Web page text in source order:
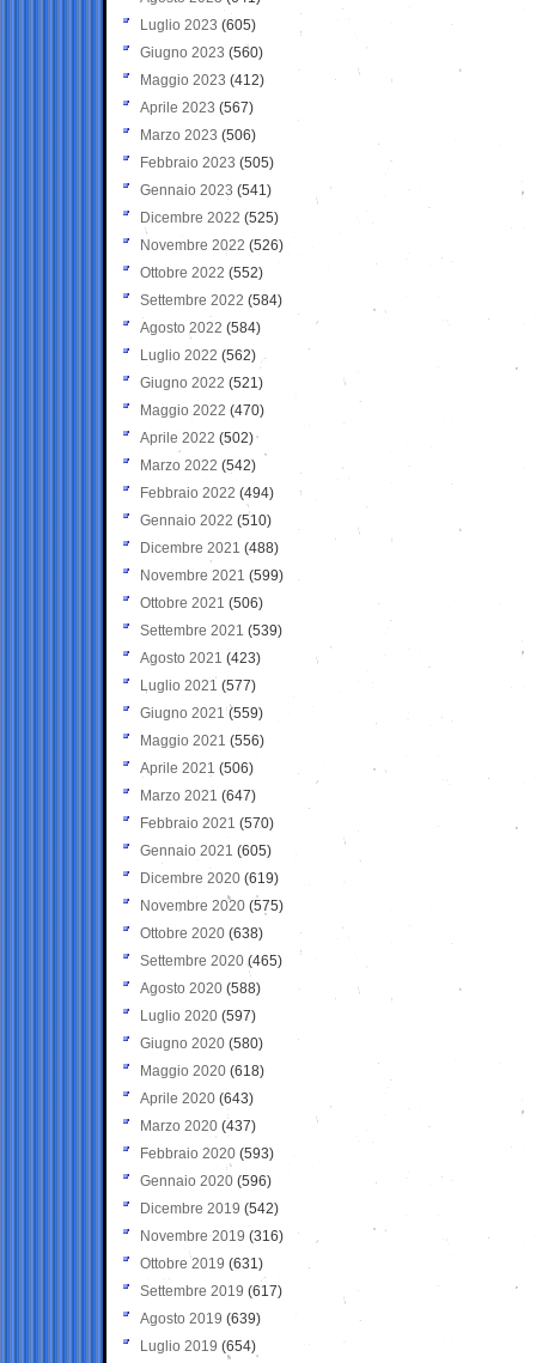
Luglio 2023 (605)
Giugno 2023 (560)
Maggio 2023 (412)
Aprile 2023 (567)
Marzo 2023 (506)
Febbraio 2023 (505)
Gennaio 2023 (541)
Dicembre 2022 (525)
Novembre 2022 (526)
Ottobre 2022 (552)
Settembre 2022 (584)
Agosto 2022 (584)
Luglio 2022 (562)
Giugno 2022 (521)
Maggio 2022 (470)
Aprile 2022 (502)
Marzo 2022 (542)
Febbraio 2022 (494)
Gennaio 2022 (510)
Dicembre 2021 (488)
Novembre 2021 (599)
Ottobre 2021 (506)
Settembre 2021 (539)
Agosto 2021 (423)
Luglio 2021 (577)
Giugno 2021(559)
Maggio 2021 (556)
Aprile 2021 (506)
Marzo 2021 (647)
Febbraio 2021 (570)
Gennaio 2021 (605)
Dicembre 2020 (619)
Novembre 2020 (575)
Ottobre 2020 (638)
Settembre 2020(465)
Agosto 2020 (588)
Luglio 2020 (597)
Giugno 2020 (580)
Maggio 2020 (618)
Aprile 2020 (643)
Marzo 2020 (437)
Febbraio 2020 (593)
Gennaio 2020 (596)
Dicembre 2019 (542)
Novembre 2019 (316)
Ottobre 2019 (631)
Settembre 2019 (617)
Agosto 2019 (639)
Luglio 2019 (654)